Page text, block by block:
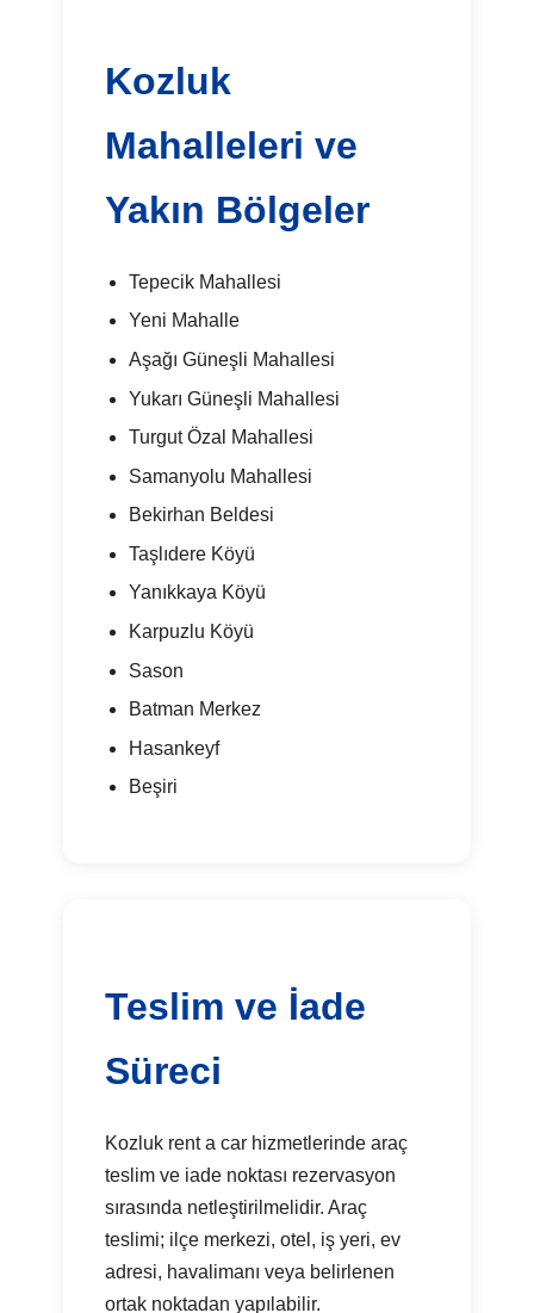
Kozluk
Mahalleleri ve
Yakın Bölgeler
Tepecik Mahallesi
Yeni Mahalle
Aşağı Güneşli Mahallesi
Yukarı Güneşli Mahallesi
Turgut Özal Mahallesi
Samanyolu Mahallesi
Bekirhan Beldesi
Taşlıdere Köyü
Yanıkkaya Köyü
Karpuzlu Köyü
Sason
Batman Merkez
Hasankeyf
Beşiri
Teslim ve İade
Süreci
Kozluk rent a car hizmetlerinde araç
teslim ve iade noktası rezervasyon
sırasında netleştirilmelidir. Araç
teslimi; ilçe merkezi, otel, iş yeri, ev
adresi, havalimanı veya belirlenen
ortak noktadan yapılabilir.